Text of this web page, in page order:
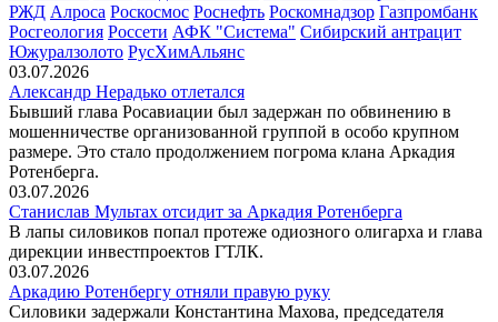
РЖД Алроса Роскосмос Роснефть Роскомнадзор Газпромбанк
Росгеология Россети АФК "Система" Сибирский антрацит
Южуралзолото РусХимАльянс
03.07.2026
Александр Нерадько отлетался
Бывший глава Росавиации был задержан по обвинению в
мошенничестве организованной группой в особо крупном
размере. Это стало продолжением погрома клана Аркадия
Ротенберга.
03.07.2026
Станислав Мультах отсидит за Аркадия Ротенберга
В лапы силовиков попал протеже одиозного олигарха и глава
дирекции инвестпроектов ГТЛК.
03.07.2026
Аркадию Ротенбергу отняли правую руку
Силовики задержали Константина Махова, председателя